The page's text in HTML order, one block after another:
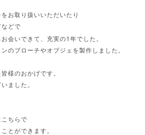
お取り扱いいただいたり
どで
会いできて、充実の1年でした。
のブローチやオブジェを製作しました。
様のおかげです。
ました。
ちらで
とができます。